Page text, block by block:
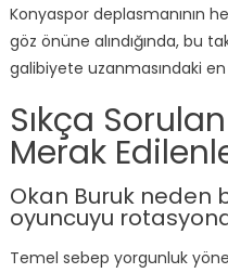
Konyaspor deplasmanının
göz önüne alındığında, bu
galibiyete uzanmasındaki
Sıkça
Merak
Okan Buruk neden
oyuncuyu
Temel sebep yorgunluk